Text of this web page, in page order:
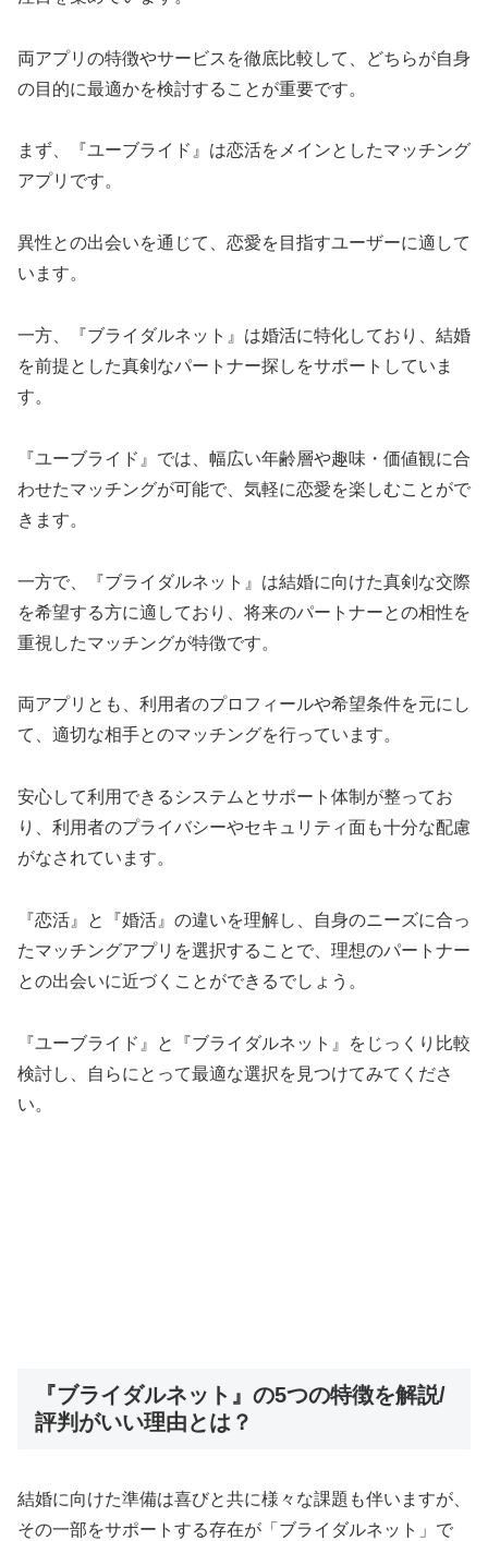
両アプリの特徴やサービスを徹底比較して、どちらが自身
の目的に最適かを検討することが重要です。
まず、『ユーブライド』は恋活をメインとしたマッチング
アプリです。
異性との出会いを通じて、恋愛を目指すユーザーに適して
います。
一方、『ブライダルネット』は婚活に特化しており、結婚
を前提とした真剣なパートナー探しをサポートしていま
す。
『ユーブライド』では、幅広い年齢層や趣味・価値観に合
わせたマッチングが可能で、気軽に恋愛を楽しむことがで
きます。
一方で、『ブライダルネット』は結婚に向けた真剣な交際
を希望する方に適しており、将来のパートナーとの相性を
重視したマッチングが特徴です。
両アプリとも、利用者のプロフィールや希望条件を元にし
て、適切な相手とのマッチングを行っています。
安心して利用できるシステムとサポート体制が整ってお
り、利用者のプライバシーやセキュリティ面も十分な配慮
がなされています。
『恋活』と『婚活』の違いを理解し、自身のニーズに合っ
たマッチングアプリを選択することで、理想のパートナー
との出会いに近づくことができるでしょう。
『ユーブライド』と『ブライダルネット』をじっくり比較
検討し、自らにとって最適な選択を見つけてみてくださ
い。
『ブライダルネット』の5つの特徴を解説/
評判がいい理由とは？
結婚に向けた準備は喜びと共に様々な課題も伴いますが、
その一部をサポートする存在が「ブライダルネット」で